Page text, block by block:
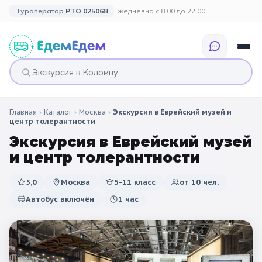
Туроператор РТО 025068 Ежедневно с 8:00 до 22:00
🎉 ПО ПРАЗДНИКАМ
Все праздники
🔔 1 сентября
🗳️ 18 сентября
🥞 Масленица
🗓️ ПО КАНИКУЛАМ
🍂 Осенние
☀️ Летние
🗓️ ПО ДЛИТЕЛЬНОСТИ
Однодневные
2 дня / 1 ночь
🎉 СОБЫТИЙНЫЕ
каникулы
🎄 Новогодние
🌷 Весенние
каникулы
🎓 Выпускные
Главная › Каталог › Москва › Экскурсия в Еврейский музей и
центр толерантности
Экскурсия в Еврейский музей
и центр толерантности
5,0 Москва 5-11 класс от 10 чел.
Автобус включён
1 час